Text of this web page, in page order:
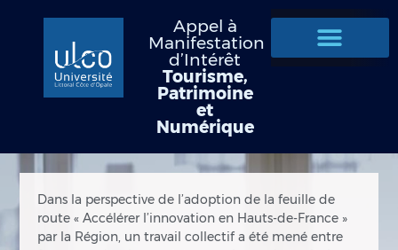
Appel à
Manifestation
d’Intérêt
Tourisme,
Patrimoine
et
Numérique
Dans la perspective de l’adoption de la feuille de
route « Accélérer l’innovation en Hauts-de-France »
par la Région, un travail collectif a été mené entre